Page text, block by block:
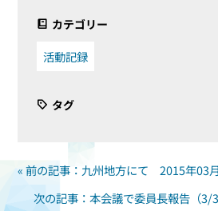
カテゴリー
活動記録
タグ
« 前の記事：九州地方にて 2015年03
次の記事：本会議で委員長報告（